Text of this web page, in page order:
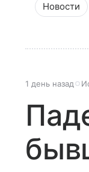
Новости
1 день назад